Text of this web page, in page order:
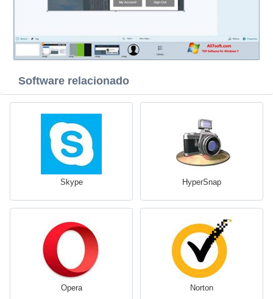
Software relacionado
Skype HyperSnap
Opera Norton